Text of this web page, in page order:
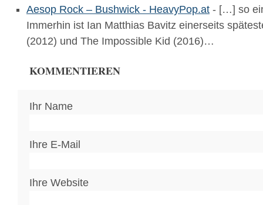
Aesop Rock – Bushwick - HeavyPop.at - […] so
Immerhin ist Ian Matthias Bavitz einerseits
(2012) und The Impossible Kid (2016)…
KOMMENTIEREN
Ihr Name
Ihre E-Mail
Ihre Website